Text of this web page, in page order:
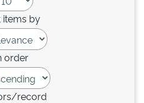
items by
order
record